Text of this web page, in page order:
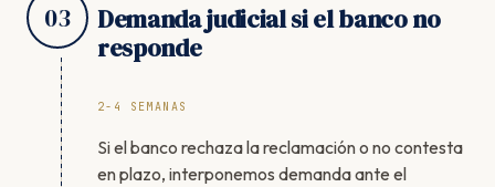
03
Demanda judicial si el banco no
responde
2-4 SEMANAS
Si el banco rechaza la reclamación o no contesta
en plazo, interponemos demanda ante el